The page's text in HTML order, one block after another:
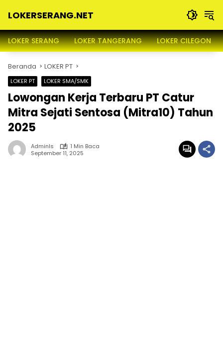
LOKERSERANG.NET
Lowongan
Kerja
dan
Sekitarnya
LOKER SERANG LOKER TANGERANG LOKER CILEGON
Beranda LOKER PT
LOKER PT LOKER SMA/SMK
Lowongan Kerja Terbaru PT Catur
Mitra Sejati Sentosa (Mitra10) Tahun
2025
Adminls
1 Min Baca
September 11, 2025